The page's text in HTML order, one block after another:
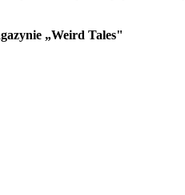
„Weird Tales"